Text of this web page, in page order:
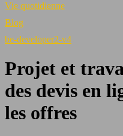
Vie quotidienne
Blog
be-developer2-v4
Projet et
des devis en
les offres